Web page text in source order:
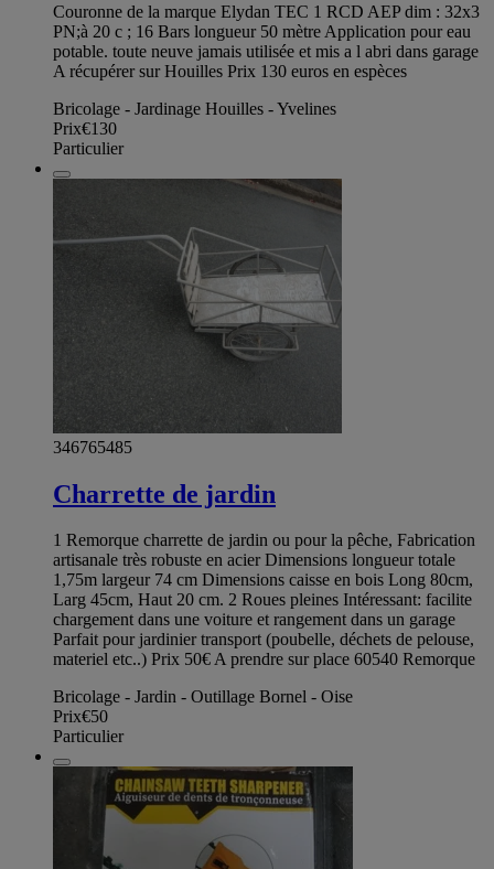
Couronne de la marque Elydan TEC 1 RCD AEP dim : 32x3
PN;à 20 c ; 16 Bars longueur 50 mètre Application pour eau
potable. toute neuve jamais utilisée et mis a l abri dans garage
A récupérer sur Houilles Prix 130 euros en espèces
Bricolage - Jardinage Houilles - Yvelines
Prix€130
Particulier
346765485
Charrette de jardin
1 Remorque charrette de jardin ou pour la pêche, Fabrication
artisanale très robuste en acier Dimensions longueur totale
1,75m largeur 74 cm Dimensions caisse en bois Long 80cm,
Larg 45cm, Haut 20 cm. 2 Roues pleines Intéressant: facilite
chargement dans une voiture et rangement dans un garage
Parfait pour jardinier transport (poubelle, déchets de pelouse,
materiel etc..) Prix 50€ A prendre sur place 60540 Remorque
Bricolage - Jardin - Outillage Bornel - Oise
Prix€50
Particulier